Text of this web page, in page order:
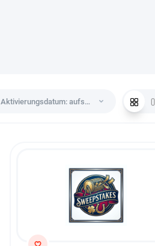
Aktivierungsdatum: aufsteigend